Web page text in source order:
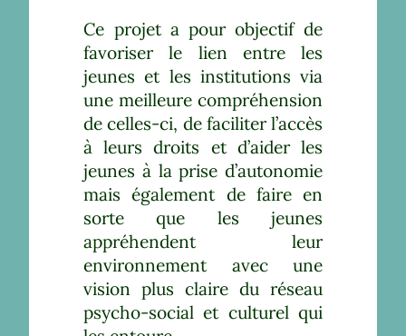
Ce projet a pour objectif de
favoriser le lien entre les
jeunes et les institutions via
une meilleure compréhension
de celles-ci, de faciliter l’accès
à leurs droits et d’aider les
jeunes à la prise d’autonomie
mais également de faire en
sorte que les jeunes
appréhendent leur
environnement avec une
vision plus claire du réseau
psycho-social et culturel qui